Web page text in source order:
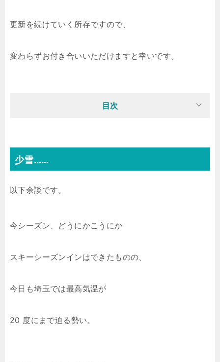
更新を続けていく所存ですので、
変わらずお付き合いいただけますと幸いです。
目次
少雪……
以下余談です。
今シーズン、どうにかこうにか
スキーシーズンインはできたものの、
今日も埼玉では最高気温が
20 度にまで迫る勢い。